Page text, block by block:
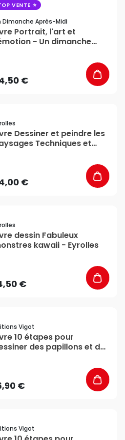
VENTE
Dimanche Après-Midi
Portrait, l'art et
- Un dimanche
€
Dessiner et peindre les
Techniques et
€
dessin Fabuleux
kawaii - Eyrolles
€
Vigot
10 étapes pour
des papillons et des
€
Vigot